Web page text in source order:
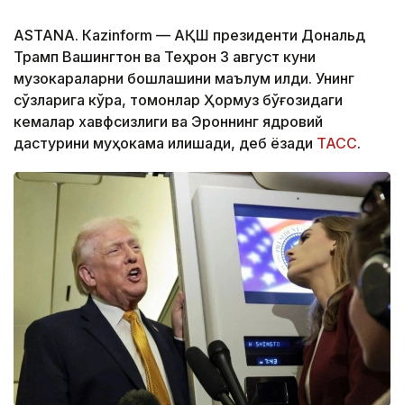
ASTANА. Кazinform — АҚШ президенти Дональд
Трамп Вашингтон ва Теҳрон 3 август куни
музокараларни бошлашини маълум қилди. Унинг
сўзларига кўра, томонлар Ҳормуз бўғозидаги
кемалар хавфсизлиги ва Эроннинг ядровий
дастурини муҳокама қилишади, деб ёзади ТАСС.